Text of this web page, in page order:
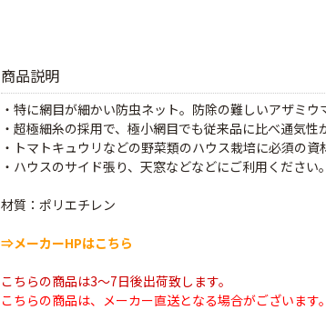
商品説明
・特に網目が細かい防虫ネット。防除の難しいアザミ
・超極細糸の採用で、極小網目でも従来品に比べ通気性
・トマトキュウリなどの野菜類のハウス栽培に必須の資
・ハウスのサイド張り、天窓などなどにご利用ください。
材質：ポリエチレン
⇒メーカーHPはこちら
こちらの商品は3～7日後出荷致します。
こちらの商品は、メーカー直送となる場合がございます。